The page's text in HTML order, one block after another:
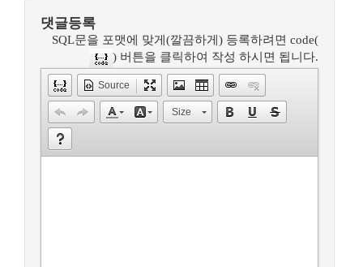
댓글등록
SQL문을 포맷에 맞게(깔끔하게) 등록하려면 code(
) 버튼을 클릭하여 작성 하시면 됩니다.
Source
Size